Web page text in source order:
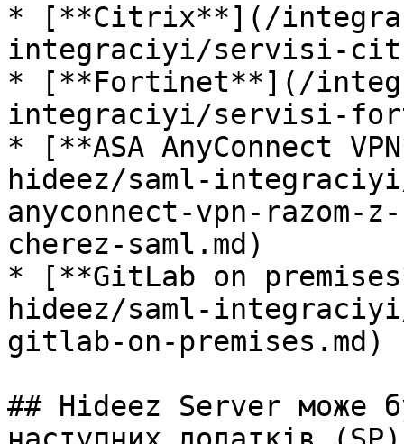
* [**Citrix**](/
integraciyi/servisi-
* [**Fortinet**](/
integraciyi/servisi-
* [**ASA AnyConnect
hideez/saml-
anyconnect-vpn-
cherez-saml.md)
* [**GitLab on
hideez/saml-
gitlab-on-premises.md)
## Hideez Server може